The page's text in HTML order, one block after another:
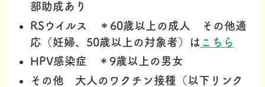
部助成あり
RSウイルス ＊60歳以上の成人 その他適
応（妊婦、50歳以上の対象者）は こちら
HPV感染症 ＊9歳以上の 男女
その他 大人のワクチン接種（以下リンク